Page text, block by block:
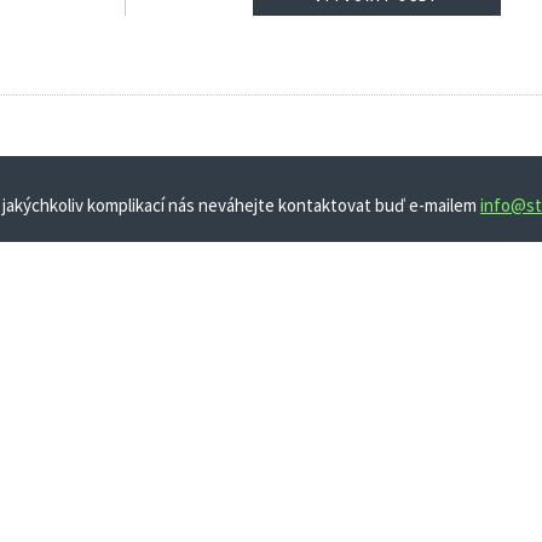
jakýchkoliv komplikací nás neváhejte kontaktovat buď e-mailem